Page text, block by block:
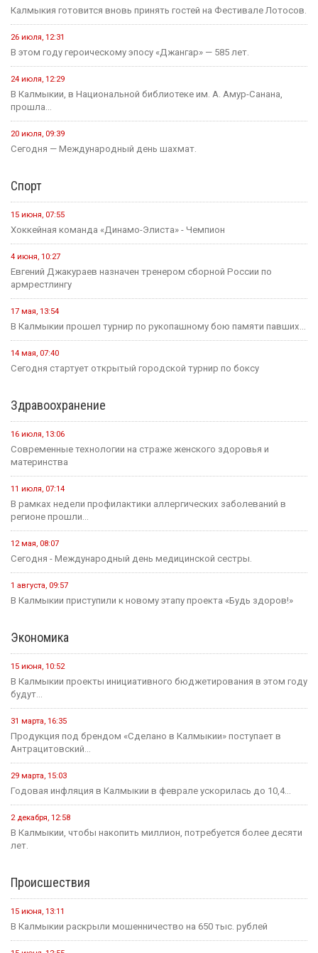
Калмыкия готовится вновь принять гостей на Фестивале Лотосов.
26 июля, 12:31
В этом году героическому эпосу «Джангар» — 585 лет.
24 июля, 12:29
В Калмыкии, в Национальной библиотеке им. А. Амур-Санана,
прошла...
20 июля, 09:39
Сегодня — Международный день шахмат.
Спорт
15 июня, 07:55
Хоккейная команда «Динамо-Элиста» - Чемпион
4 июня, 10:27
Евгений Джакураев назначен тренером сборной России по
армрестлингу
17 мая, 13:54
В Калмыкии прошел турнир по рукопашному бою памяти павших...
14 мая, 07:40
Сегодня стартует открытый городской турнир по боксу
Здравоохранение
16 июля, 13:06
Современные технологии на страже женского здоровья и
материнства
11 июля, 07:14
В рамках недели профилактики аллергических заболеваний в
регионе прошли...
12 мая, 08:07
Сегодня - Международный день медицинской сестры.
1 августа, 09:57
В Калмыкии приступили к новому этапу проекта «Будь здоров!»
Экономика
15 июня, 10:52
В Калмыкии проекты инициативного бюджетирования в этом году
будут...
31 марта, 16:35
Продукция под брендом «Сделано в Калмыкии» поступает в
Антрацитовский...
29 марта, 15:03
Годовая инфляция в Калмыкии в феврале ускорилась до 10,4...
2 декабря, 12:58
В Калмыкии, чтобы накопить миллион, потребуется более десяти
лет.
Происшествия
15 июня, 13:11
В Калмыкии раскрыли мошенничество на 650 тыс. рублей